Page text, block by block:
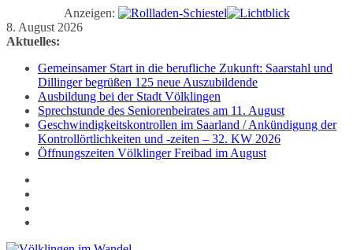
Anzeigen:
Zum
Inhalt
8. August 2026
Aktuelles:
Gemeinsamer Start in die berufliche Zukunft: Saarstahl und
Dillinger begrüßen 125 neue Auszubildende
Ausbildung bei der Stadt Völklingen
Sprechstunde des Seniorenbeirates am 11. August
Geschwindigkeitskontrollen im Saarland / Ankündigung der
Kontrollörtlichkeiten und -zeiten – 32. KW 2026
Öffnungszeiten Völklinger Freibad im August